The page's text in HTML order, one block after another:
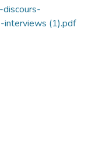
interviews (1).pdf